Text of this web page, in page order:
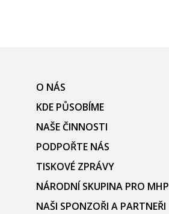
O NÁS
KDE PŮSOBÍME
NAŠE ČINNOSTI
PODPOŘTE NÁS
TISKOVÉ ZPRÁVY
NÁRODNÍ SKUPINA PRO MHP
NAŠI SPONZOŘI A PARTNEŘI